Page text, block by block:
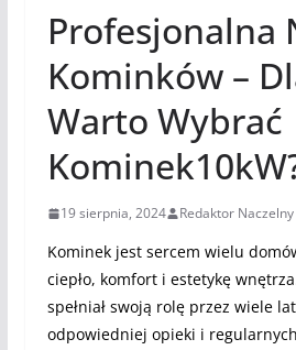
Profesjonalna
Kominków –
Warto Wybrać
19 sierpnia, 2024 Redaktor Naczelny
Kominek jest sercem wielu
ciepło, komfort i estetykę
spełniał swoją rolę przez wiele
odpowiedniej opieki i